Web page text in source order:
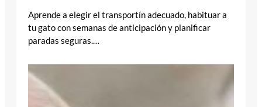
Aprende a elegir el transportín adecuado, habituar a
tu gato con semanas de anticipación y planificar
paradas seguras.…